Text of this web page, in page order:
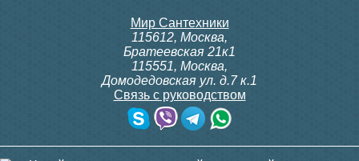
Мир Сантехники
115612, Москва,
Братеевская 21к1
115551, Москва,
Домодедовская ул. д.7 к.1
Связь с руководством